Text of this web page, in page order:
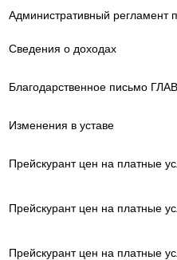
Административный регламент
Cведения о доходах
Благодарственное письмо
Изменения в уставе
Прейскурант цен на платные
Прейскурант цен на платные
Прейскурант цен на платные